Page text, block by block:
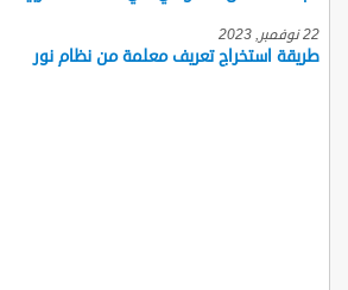
22 نوفمبر, 2023
طريقة استخراج تعريف معلمة من نظام نور